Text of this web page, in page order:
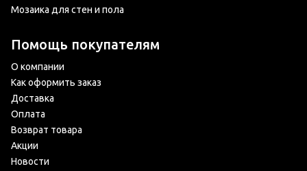
Мозаика для стен и пола
Помощь покупателям
О компании
Как оформить заказ
Доставка
Оплата
Возврат товара
Акции
Новости